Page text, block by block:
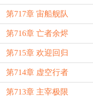
第717章 宙船舰队
第716章 亡者余烬
第715章 欢迎回归
第714章 虚空行者
第713章 主宰极限